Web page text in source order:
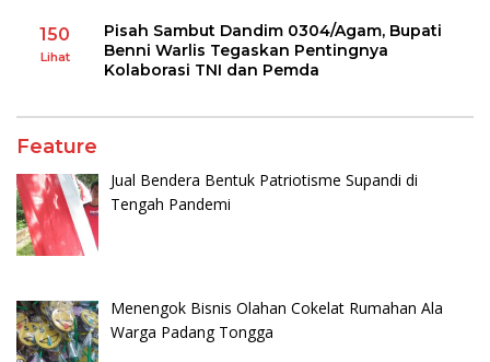
150
Lihat
Pisah Sambut Dandim 0304/Agam, Bupati
Benni Warlis Tegaskan Pentingnya
Kolaborasi TNI dan Pemda
Feature
Jual Bendera Bentuk Patriotisme Supandi di
Tengah Pandemi
Menengok Bisnis Olahan Cokelat Rumahan Ala
Warga Padang Tongga